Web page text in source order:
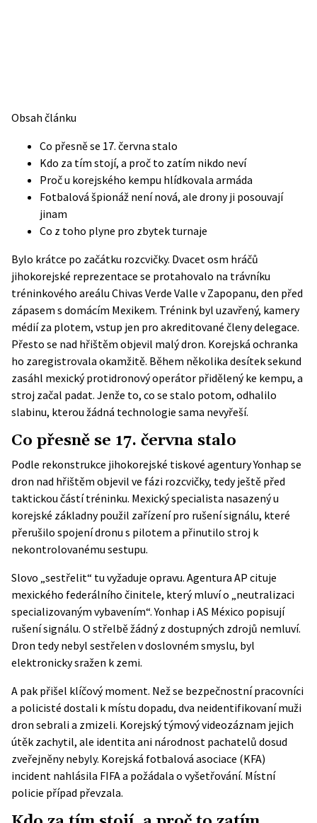
Obsah článku
Co přesně se 17. června stalo
Kdo za tím stojí, a proč to zatím nikdo neví
Proč u korejského kempu hlídkovala armáda
Fotbalová špionáž není nová, ale drony ji posouvají
jinam
Co z toho plyne pro zbytek turnaje
Bylo krátce po začátku rozcvičky. Dvacet osm hráčů
jihokorejské reprezentace se protahovalo na trávníku
tréninkového areálu Chivas Verde Valle v Zapopanu, den před
zápasem s domácím Mexikem. Trénink byl uzavřený, kamery
médií za plotem, vstup jen pro akreditované členy delegace.
Přesto se nad hřištěm objevil malý dron. Korejská ochranka
ho zaregistrovala okamžitě. Během několika desítek sekund
zasáhl mexický protidronový operátor přidělený ke kempu, a
stroj začal padat. Jenže to, co se stalo potom, odhalilo
slabinu, kterou žádná technologie sama nevyřeší.
Co přesně se 17. června stalo
Podle rekonstrukce jihokorejské tiskové agenturyYonhap se
dron nad hřištěm objevil ve fázi rozcvičky, tedy ještě před
taktickou částí tréninku. Mexický specialista nasazený u
korejské základny použil zařízení pro rušení signálu, které
přerušilo spojení dronu s pilotem a přinutilo stroj k
nekontrolovanému sestupu.
Slovo „sestřelit“ tu vyžaduje opravu. Agentura AP cituje
mexického federálního činitele, který mluví o „neutralizaci
specializovaným vybavením“. Yonhap i AS México popisují
rušení signálu. O střelbě žádný z dostupných zdrojů nemluví.
Dron tedy nebyl sestřelen v doslovném smyslu, byl
elektronicky sražen k zemi.
A pak přišel klíčový moment. Než se bezpečnostní pracovníci
a policisté dostali k místu dopadu, dva neidentifikovaní muži
dron sebrali a zmizeli. Korejský týmový videozáznam jejich
útěk zachytil, ale identita ani národnost pachatelů dosud
zveřejněny nebyly. Korejská fotbalová asociace (KFA)
incident nahlásila FIFA a požádala o vyšetřování. Místní
policie případ převzala.